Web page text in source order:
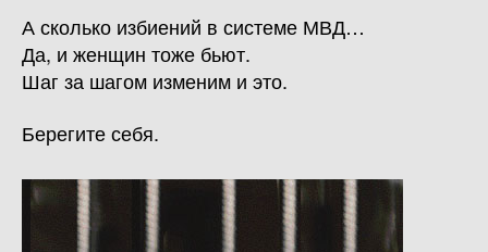
А сколько избиений в системе МВД…
Да, и женщин тоже бьют.
Шаг за шагом изменим и это.
Берегите себя.